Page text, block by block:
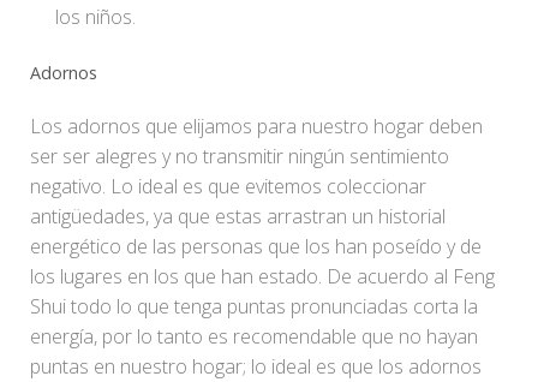
los niños.
Adornos
Los adornos que elijamos para nuestro hogar deben
ser ser alegres y no transmitir ningún sentimiento
negativo. Lo ideal es que evitemos coleccionar
antigüedades, ya que estas arrastran un historial
energético de las personas que los han poseído y de
los lugares en los que han estado. De acuerdo al Feng
Shui todo lo que tenga puntas pronunciadas corta la
energía, por lo tanto es recomendable que no hayan
puntas en nuestro hogar; lo ideal es que los adornos